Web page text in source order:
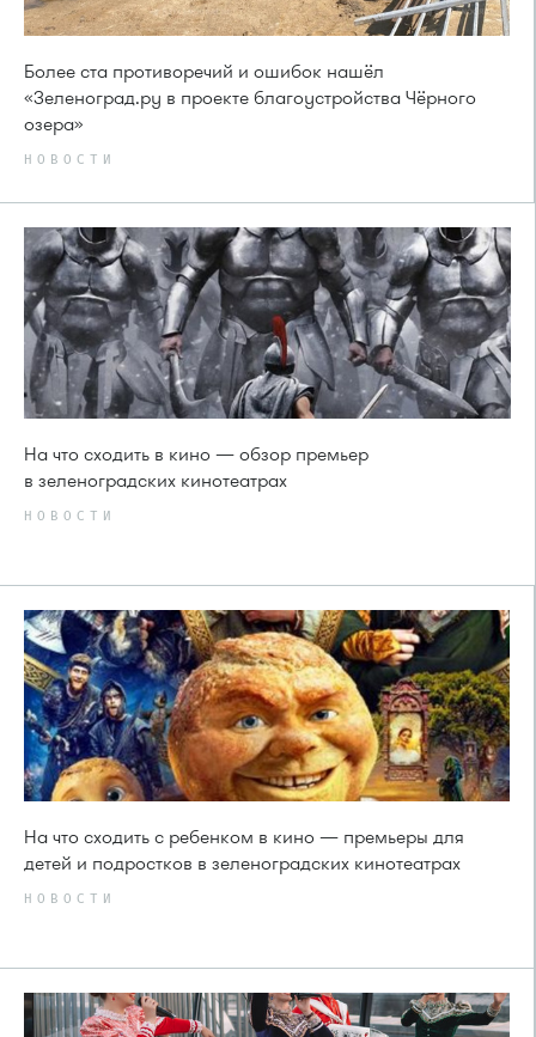
Более ста противоречий и ошибок нашёл
«Зеленоград.ру в проекте благоустройства Чёрного
озера»
НОВОСТИ
На что сходить в кино — обзор премьер
в зеленоградских кинотеатрах
НОВОСТИ
На что сходить с ребенком в кино — премьеры для
детей и подростков в зеленоградских кинотеатрах
НОВОСТИ